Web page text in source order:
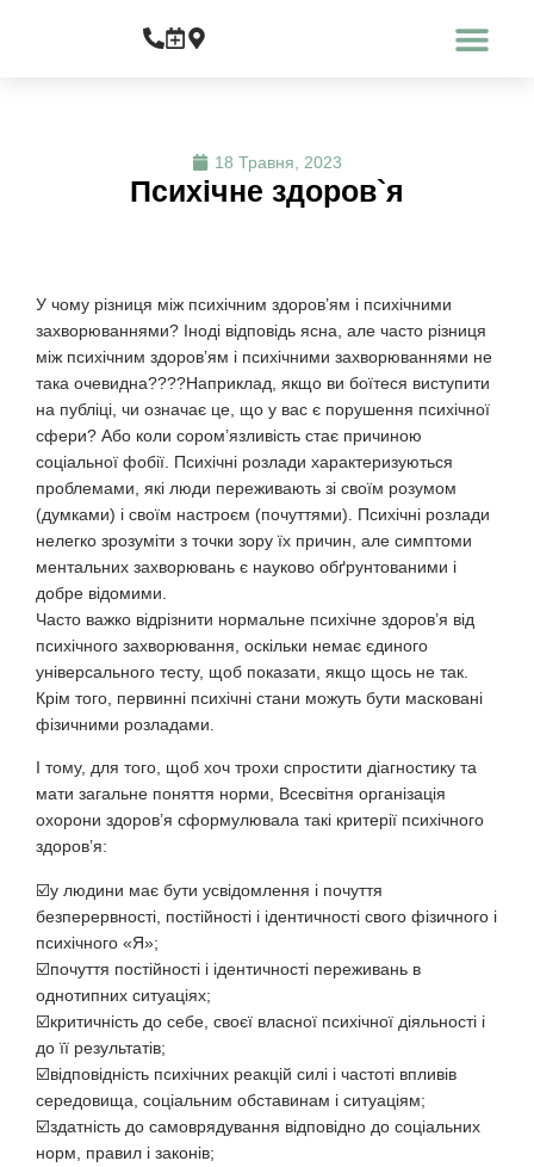
18 Травня, 2023
Психічне здоров`я
У чому різниця між психічним здоров’ям і психічними
захворюваннями? Іноді відповідь ясна, але часто різниця
між психічним здоров’ям і психічними захворюваннями не
така очевидна????Наприклад, якщо ви боїтеся виступити
на публіці, чи означає це, що у вас є порушення психічної
сфери? Або коли сором’язливість стає причиною
соціальної фобії. Психічні розлади характеризуються
проблемами, які люди переживають зі своїм розумом
(думками) і своїм настроєм (почуттями). Психічні розлади
нелегко зрозуміти з точки зору їх причин, але симптоми
ментальних захворювань є науково обґрунтованими і
добре відомими.
Часто важко відрізнити нормальне психічне здоров’я від
психічного захворювання, оскільки немає єдиного
універсального тесту, щоб показати, якщо щось не так.
Крім того, первинні психічні стани можуть бути масковані
фізичними розладами.
І тому, для того, щоб хоч трохи спростити діагностику та
мати загальне поняття норми, Всесвітня організація
охорони здоров’я сформулювала такі критерії психічного
здоров’я:
☑️у людини має бути усвідомлення і почуття
безперервності, постійності і ідентичності свого фізичного і
психічного «Я»;
☑️почуття постійності і ідентичності переживань в
однотипних ситуаціях;
☑️критичність до себе, своєї власної психічної діяльності і
до її результатів;
☑️відповідність психічних реакцій силі і частоті впливів
середовища, соціальним обставинам і ситуаціям;
☑️здатність до самоврядування відповідно до соціальних
норм, правил і законів;